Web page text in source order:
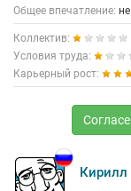
Общее впечатление:
Коллектив:
Условия труда:
Карьерный рост:
Кирилл